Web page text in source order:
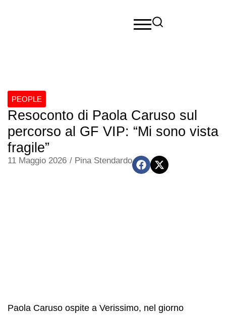
PEOPLE
Resoconto di Paola Caruso sul
percorso al GF VIP: “Mi sono vista
fragile”
11 Maggio 2026 / Pina Stendardo
Paola Caruso ospite a Verissimo, nel giorno